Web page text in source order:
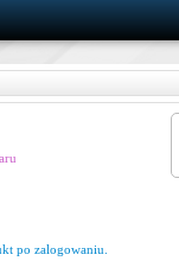
po zalogowaniu.